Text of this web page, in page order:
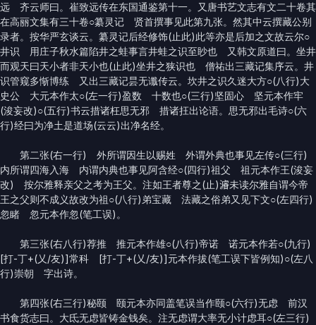
远 齐云师曰。崔致远传在东国通鉴第十一。又唐书艺文志有文二十卷其
在高丽文集有三十卷○纂灵记 贤首撰事见此第九张。然其中云撰藏公别
录者。按华严玄谈云。纂灵记后经修饰(止此)此等亦是后加之文故云尔○
井识 用庄子秋水篇陷井之蛙事言井蛙之识至眇也 又韩文原道曰。坐井
而观天曰天小者非天小也(止此)坐井之狭识也 僧祐出三藏记集序云。井
识管窥多惭博练 又出三藏记昙无谶传云。坎井之识久迷大方○(八行)大
史公 大元本作太○(左一行)盈数 十数也○(三行)坚固心 坚元本作牢
(浚妄改)○(五行)书云措诸枉思无邪 措诸抂出论语。思无邪出毛诗○(六
行)经曰为净土是道场(云云)出净名经。
第二张(右一行) 外所谓因生以赐姓 外谓外典也事见左传○(三行)
内所谓四海入海 内谓内典也事见阿含经○(四行)祖父 祖元本作王(浚妄
改) 按尔雅释亲父之考为王父。注如王者尊之(止)𤀹未读尔雅自谓今帝
王之父则不成义故改为祖○(八行)弟宝藏 法藏之俗弟又见下文○(左四行)
忽睹 忽元本作忽(笔工误)。
第三张(右八行)荐推 推元本作雄○(八行)帝诺 诺元本作若○(九行)
[打-丁+(乂/友)]常科 [打-丁+(乂/友)]元本作拔(笔工误下皆例知)○(左八
行)崇朝 字出诗。
第四张(右三行)秘颐 颐元本亦同盖笔误当作颐○(六行)无虑 前汉
书食货志曰。大氐无虑皆铸金钱矣。注无虑谓大率无小计虑耳○(左三行)